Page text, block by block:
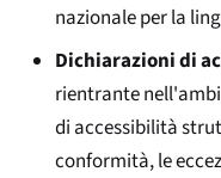
nazionale per la
Dichiarazioni di
rientrante
di accessibilità
conformità, le